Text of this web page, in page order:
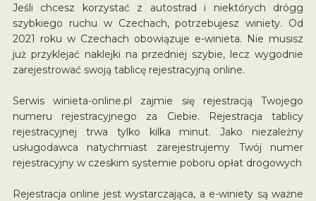
Jeśli chcesz korzystać z autostrad i niektórych drógg
szybkiego ruchu w Czechach, potrzebujesz winiety. Od
2021 roku w Czechach obowiązuje e-winieta. Nie musisz
już przyklejać naklejki na przedniej szybie, lecz wygodnie
zarejestrować swoją tablicę rejestracyjną online.
Serwis winieta-online.pl zajmie się rejestracją Twojego
numeru rejestracyjnego za Ciebie. Rejestracja tablicy
rejestracyjnej trwa tylko kilka minut. Jako niezależny
usługodawca natychmiast zarejestrujemy Twój numer
rejestracyjny w czeskim systemie poboru opłat drogowych
Rejestracja online jest wystarczająca, a e-winiety są ważne